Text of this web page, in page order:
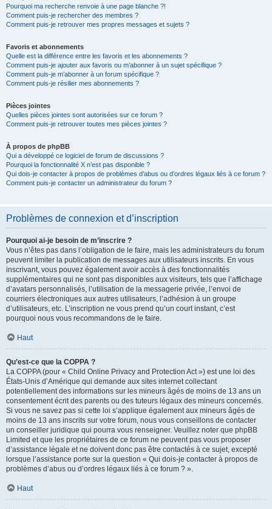
Pourquoi ma recherche renvoie à une page blanche ?!
Comment puis-je rechercher des membres ?
Comment puis-je retrouver mes propres messages et sujets ?
Favoris et abonnements
Quelle est la différence entre les favoris et les abonnements ?
Comment puis-je ajouter aux favoris ou m’abonner à un sujet spécifique ?
Comment puis-je m’abonner à un forum spécifique ?
Comment puis-je résilier mes abonnements ?
Pièces jointes
Quelles pièces jointes sont autorisées sur ce forum ?
Comment puis-je retrouver toutes mes pièces jointes ?
À propos de phpBB
Qui a développé ce logiciel de forum de discussions ?
Pourquoi la fonctionnalité X n’est pas disponible ?
Qui dois-je contacter à propos de problèmes d’abus ou d’ordres légaux liés à ce forum ?
Comment puis-je contacter un administrateur du forum ?
Problèmes de connexion et d’inscription
Pourquoi ai-je besoin de m’inscrire ?
Vous n’êtes pas dans l’obligation de le faire, mais les administrateurs du forum
peuvent limiter la publication de messages aux utilisateurs inscrits. En vous
inscrivant, vous pouvez également avoir accès à des fonctionnalités
supplémentaires qui ne sont pas disponibles aux visiteurs, tels que l’affichage
d’avatars personnalisés, l’utilisation de la messagerie privée, l’envoi de
courriers électroniques aux autres utilisateurs, l’adhésion à un groupe
d’utilisateurs, etc. L’inscription ne vous prend qu’un court instant, c’est
pourquoi nous vous recommandons de le faire.
Haut
Qu’est-ce que la COPPA ?
La COPPA (pour « Child Online Privacy and Protection Act ») est une loi des
États-Unis d’Amérique qui demande aux sites internet collectant
potentiellement des informations sur les mineurs âgés de moins de 13 ans un
consentement écrit des parents ou des tuteurs légaux des mineurs concernés.
Si vous ne savez pas si cette loi s’applique également aux mineurs âgés de
moins de 13 ans inscrits sur votre forum, nous vous conseillons de contacter
un conseiller juridique qui pourra vous renseigner. Veuillez noter que phpBB
Limited et que les propriétaires de ce forum ne peuvent pas vous proposer
d’assistance légale et ne doivent donc pas être contactés à ce sujet, excepté
lorsque l’assistance porte sur la question « Qui dois-je contacter à propos de
problèmes d’abus ou d’ordres légaux liés à ce forum ? ».
Haut